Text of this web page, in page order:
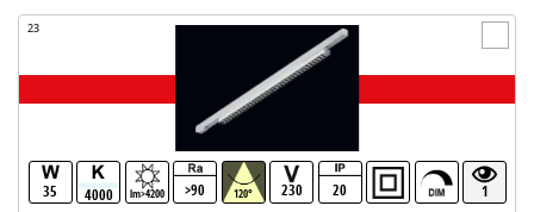
23
35 4000 lm>4200 >90 120° 230 20 1